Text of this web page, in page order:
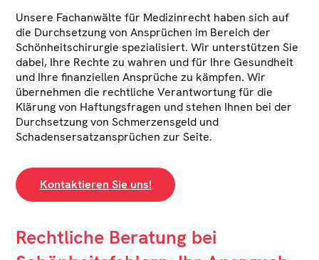
Unsere Fachanwälte für Medizinrecht haben sich auf
die Durchsetzung von Ansprüchen im Bereich der
Schönheitschirurgie spezialisiert. Wir unterstützen Sie
dabei, Ihre Rechte zu wahren und für Ihre Gesundheit
und Ihre finanziellen Ansprüche zu kämpfen. Wir
übernehmen die rechtliche Verantwortung für die
Klärung von Haftungsfragen und stehen Ihnen bei der
Durchsetzung von Schmerzensgeld und
Schadensersatzansprüchen zur Seite.
Kontaktieren Sie uns!
Rechtliche Beratung bei